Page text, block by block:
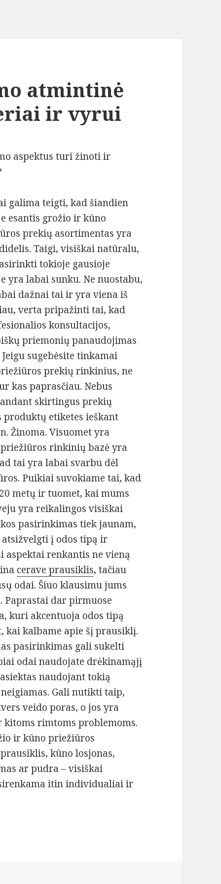
atmintinė
ir vyrui
aspektus turi žinoti ir
galima teigti, kad šiandien
esantis grožio ir kūno
prekių asortimentas yra
Taigi, visiškai natūralu,
tokioje gausioje
yra labai sunku. Ne nuostabu,
dažnai tai ir yra viena iš
verta pripažinti tai, kad
konsultacijos,
priemonių panaudojimas
sugebėsite tinkamai
prekių rinkinius, ne
kas paprasčiau. Nebus
skirtingus prekių
etiketes ieškant
Žinoma. Visuomet yra
rinkinių bazė yra
tai yra labai svarbu dėl
Puikiai suvokiame tai, kad
metų ir tuomet, kai mums
yra reikalingos visiškai
pasirinkimas tiek jaunam,
į odos tipą ir
aspektai renkantis ne vieną
cerave prausiklis, tačiau
odai. Šiuo klausimu jums
Paprastai dar pirmuose
kuri akcentuoja odos tipą
kai kalbame apie šį prausiklį.
pasirinkimas gali sukelti
odai naudojate drėkinamąjį
naudojant tokią
Gali nutikti taip,
veido poras, o jos yra
rimtoms problemoms.
ir kūno priežiūros
kūno losjonas,
ar pudra – visiškai
itin individualiai ir